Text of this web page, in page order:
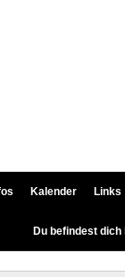
Kalender Links
Du befindest